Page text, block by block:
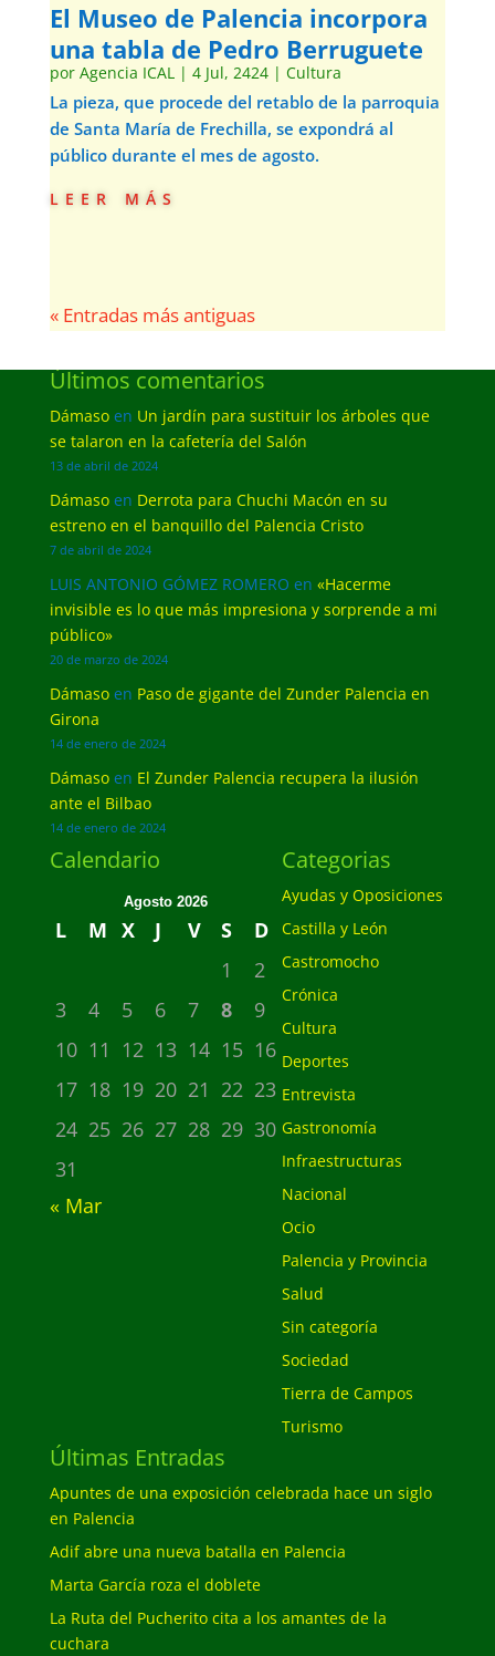
El Museo de Palencia incorpora
una tabla de Pedro Berruguete
por Agencia ICAL| 4 Jul, 2424| Cultura
La pieza, que procede del retablo de la parroquia
de Santa María de Frechilla, se expondrá al
público durante el mes de agosto.
leer más
« Entradas más antiguas
Últimos comentarios
Dámasoen Un jardín para sustituir los árboles que
se talaron en la cafetería del Salón
13 de abril de 2024
Dámasoen Derrota para Chuchi Macón en su
estreno en el banquillo del Palencia Cristo
7 de abril de 2024
LUIS ANTONIO GÓMEZ ROMERO en «Hacerme
invisible es lo que más impresiona y sorprende a mi
público»
20 de marzo de 2024
Dámasoen Paso de gigante del Zunder Palencia en
Girona
14 de enero de 2024
Dámasoen El Zunder Palencia recupera la ilusión
ante el Bilbao
14 de enero de 2024
Calendario
Agosto 2026
L M X J V S
D
1
2
3
4 5 6 7 8
9
10 11 12 13 14 15 16
17 18 19 20 21 22 23
24 25 26 27 28 29 30
31
« Mar
Categorias
Ayudas y Oposiciones
Castilla y León
Castromocho
Crónica
Cultura
Deportes
Entrevista
Gastronomía
Infraestructuras
Nacional
Ocio
Palencia y Provincia
Salud
Sin categoría
Sociedad
Tierra de Campos
Turismo
Últimas Entradas
Apuntes de una exposición celebrada hace un siglo
en Palencia
Adif abre una nueva batalla en Palencia
Marta García roza el doblete
La Ruta del Pucherito cita a los amantes de la
cuchara